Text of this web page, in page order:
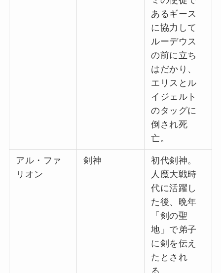
あるギース
に協力して
ルーデウス
の前に立ち
はだかり、
エリスとル
イジェルト
のタッグに
倒され死
亡。
アル・ファ
リオン
剣神
初代剣神。
人魔大戦時
代に活躍し
た後、晩年
「剣の聖
地」で弟子
に剣を伝え
たとされ
る。